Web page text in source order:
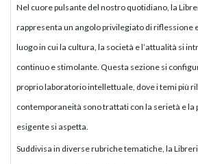
Nel cuore pulsante del nostro quotidiano, la
rappresenta un angolo privilegiato di riflessione
luogo in cui la cultura, la società e l’attualità si
continuo e stimolante. Questa sezione si
proprio laboratorio intellettuale, dove i temi più
contemporaneità sono trattati con la serietà e la
esigente si aspetta.
Suddivisa in diverse rubriche tematiche, la